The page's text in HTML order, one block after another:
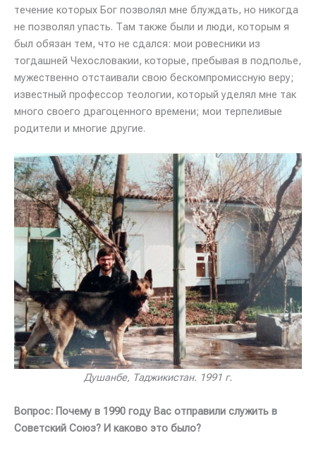
течение которых Бог позволял мне блуждать, но никогда
не позволял упасть. Там также были и люди, которым я
был обязан тем, что не сдался: мои ровесники из
тогдашней Чехословакии, которые, пребывая в подполье,
мужественно отстаивали свою бескомпромиссную веру;
известный профессор теологии, который уделял мне так
много своего драгоценного времени; мои терпеливые
родители и многие другие.
Душанбе, Таджикистан. 1991 г.
Вопрос: Почему в 1990 году Вас отправили служить в
Советский Союз? И каково это было?